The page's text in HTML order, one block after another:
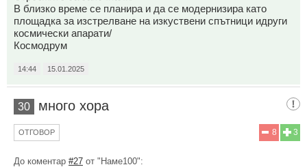
В близко време се планира и да се модернизира като
площадка за изстрелване на изкуствени спътници идруги
космически апарати/
Космодрум
14:44 15.01.2025
30 много хора
3
8
ОТГОВОР
До коментар #27 от "Наме100":